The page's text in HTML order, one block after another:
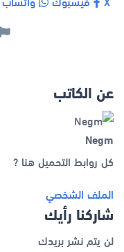
عن الكاتب
Negm
كل روابط التحميل هنا ?
الملف الشخصي
شاركنا رأيك
لن يتم نشر بريدك